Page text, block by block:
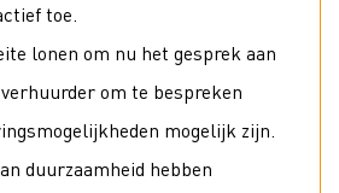
toe.
lonen om nu het gesprek aan
om te bespreken
mogelijk zijn.
duurzaamheid hebben